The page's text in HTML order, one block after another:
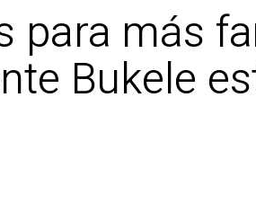
para más
Bukele